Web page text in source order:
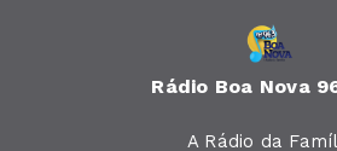
Rádio Boa Nova
A Rádio da